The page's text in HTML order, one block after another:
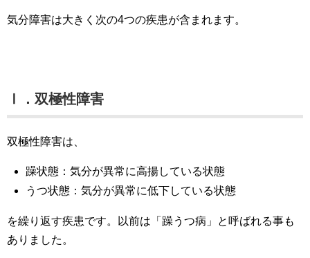
気分障害は大きく次の4つの疾患が含まれます。
Ⅰ．双極性障害
双極性障害は、
躁状態：気分が異常に高揚している状態
うつ状態：気分が異常に低下している状態
を繰り返す疾患です。以前は「躁うつ病」と呼ばれる事も
ありました。